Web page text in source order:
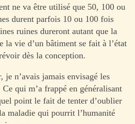
ne va être utilisé que 50, 100 ou
durent parfois 10 ou 100 fois
ruines dureront autant que la
la vie d’un bâtiment se fait à l’état
dès la conception.
je n’avais jamais envisagé les
Ce qui m’a frappé en généralisant
point le fait de tenter d’oublier
maladie qui pourrit l’humanité